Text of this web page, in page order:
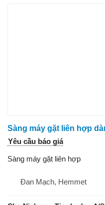
Yêu cầu báo giá
Sàng máy gặt liên hợp
Đan Mạch, Hemmet